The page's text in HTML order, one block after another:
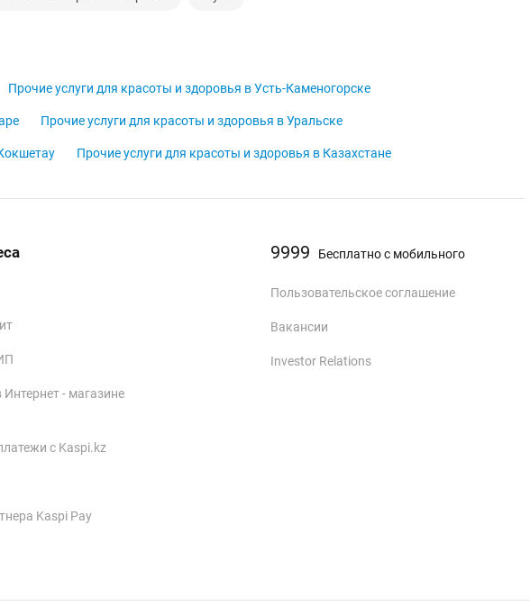
Прочие услуги для красоты и здоровья в Усть-Каменогорске
Прочие услуги для красоты и здоровья в Уральске
Прочие услуги для красоты и здоровья в Казахстане
- магазине
с Kaspi.kz
Kaspi Pay
9999 Бесплатно с мобильного
Пользовательское соглашение
Вакансии
Investor Relations